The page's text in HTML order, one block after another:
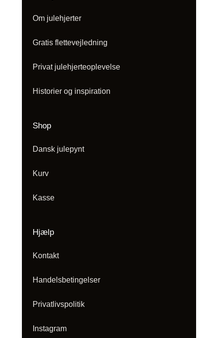
Om julehjerter
Gratis flettevejledning
Privat julehjerteoplevelse
Historier og inspiration
Shop
Dansk julepynt
Kurv
Kasse
Hjælp
Kontakt
Handelsbetingelser
Privatlivspolitik
Instagram